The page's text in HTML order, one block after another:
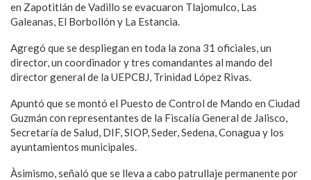
en Zapotitlán de Vadillo se evacuaron Tlajomulco, Las
Galeanas, El Borbollón y La Estancia.
Agregó que se despliegan en toda la zona 31 oficiales, un
director, un coordinador y tres comandantes al mando del
director general de la UEPCBJ, Trinidad López Rivas.
Apuntó que se montó el Puesto de Control de Mando en Ciudad
Guzmán con representantes de la Fiscalía General de Jalisco,
Secretaría de Salud, DIF, SIOP, Seder, Sedena, Conagua y los
ayuntamientos municipales.
Àsimismo, señaló que se lleva a cabo patrullaje permanente por